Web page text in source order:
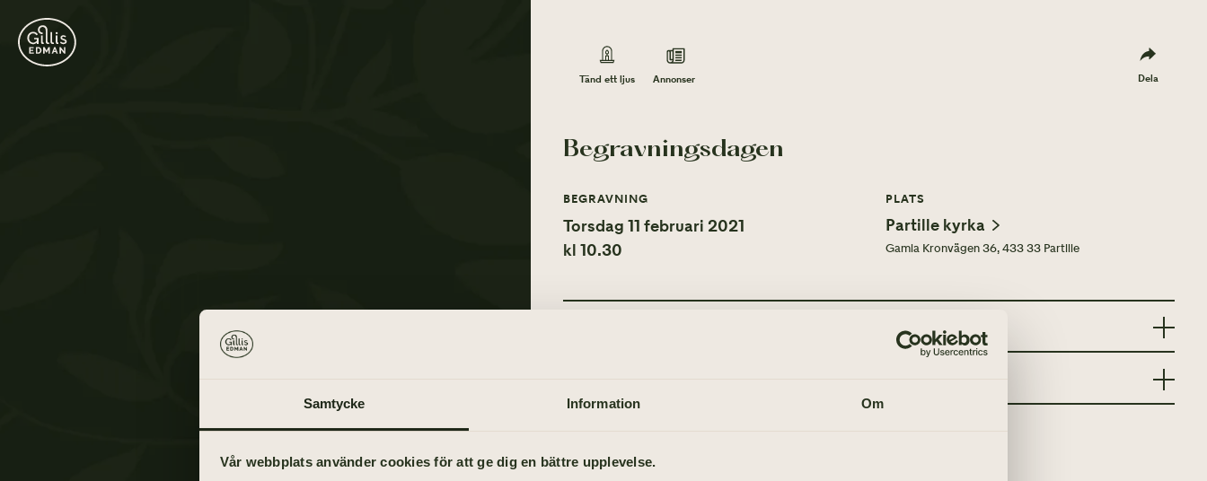
Samtycke Information Om
Vår webbplats använder cookies för att ge dig en bättre upplevelse.
Tänd ett ljus Annonser Dela
Begravningsdagen
BEGRAVNING
Torsdag 11 februari 2021
kl 10.30
PLATS
Partille kyrka
Gamla Kronvägen 36, 433 33 Partille
30 januari 2021